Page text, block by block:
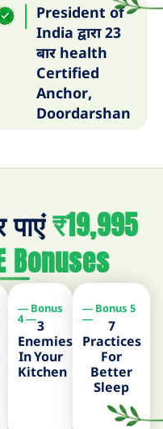
President of
India द्वारा 23
बार health
Certified
Anchor,
Doordarshan
₹19,995
Bonuses
― Bonus
4 ―3
Enemies
In Your
Kitchen
― Bonus 5
―
7
Practices
For
Better
Sleep